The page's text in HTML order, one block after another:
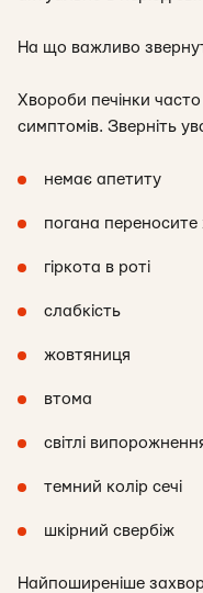
На що важливо
Хвороби печінки
симптомів. Зверніть
немає апетиту
погана переносите
гіркота в роті
слабкість
жовтяниця
втома
світлі
темний колір сечі
шкірний свербіж
Найпоширеніше